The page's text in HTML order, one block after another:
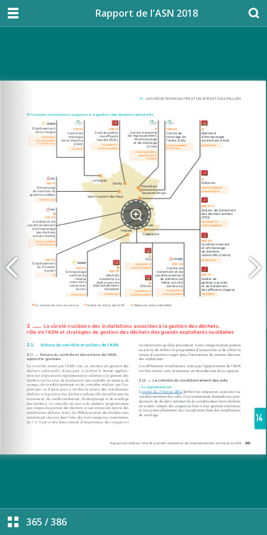
Rapport de l'ASN 2018
365 /386